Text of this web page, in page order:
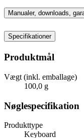
Manualer, downloads,
Specifikationer
Produktmål
Vægt (inkl. emballage)
100,0 g
Nøglespecifikation
Produkttype
Keyboard